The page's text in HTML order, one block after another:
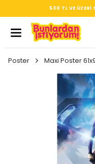
SEÇTIĞIN HER
Poster Maxi Poster